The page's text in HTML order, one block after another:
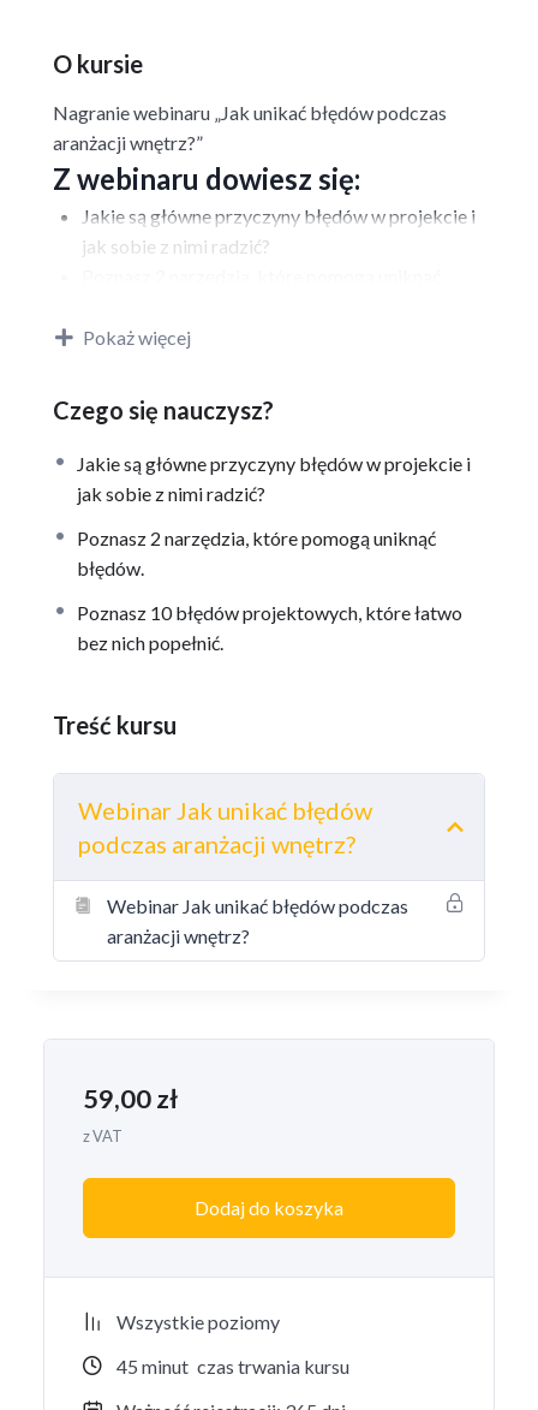
O kursie
Nagranie webinaru „Jak unikać błędów podczas
aranżacji wnętrz?”
Z webinaru dowiesz się:
Jakie są główne przyczyny błędów w projekcie i
jak sobie z nimi radzić?
Poznasz 10 błędów projektowych, które łatwo
Czas trwania webinaru: 45 minut
Bonusy:
prezentacja do pobrania w formacie .PDF
kupon rabatowy 20% na kurs Jak unikać błędów
Dostęp do szkolenia jest na rok od daty zakupu.
Po zaksięgowaniu płatności zaloguj się na swoje
konto, podając dane wpisane przy zakupie.
także fakturę.
Pokaż więcej
Czego się nauczysz?
Jakie są główne przyczyny błędów w projekcie i
jak sobie z nimi radzić?
Poznasz 2 narzędzia, które pomogą uniknąć
błędów.
Poznasz 10 błędów projektowych, które łatwo
bez nich popełnić.
Treść kursu
Webinar Jak unikać błędów
podczas aranżacji wnętrz?
Webinar Jak unikać błędów podczas
aranżacji wnętrz?
59,00zł
z VAT
Dodaj do koszyka
Wszystkie poziomy
45 minut czas trwania kursu